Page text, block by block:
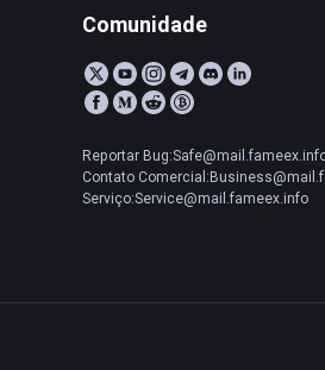
Comunidade
Reportar
Contato
Serviço:Service@mail.fameex.info